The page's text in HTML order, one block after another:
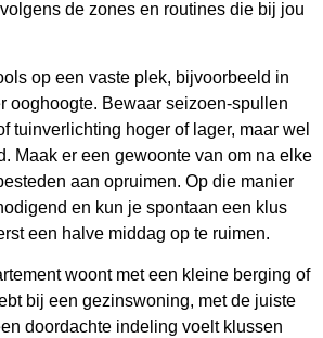
de zones en routines die bij jou
op een vaste plek, bijvoorbeeld in
ooghoogte. Bewaar seizoen-spullen
tuinverlichting hoger of lager, maar wel
Maak er een gewoonte van om na elke
aan opruimen. Op die manier
en kun je spontaan een klus
een halve middag op te ruimen.
woont met een kleine berging of
bij een gezinswoning, met de juiste
doordachte indeling voelt klussen